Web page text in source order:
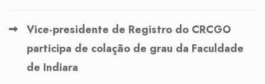
Vice-presidente de Registro do CRCGO
participa de colação de grau da Faculdade
de Indiara